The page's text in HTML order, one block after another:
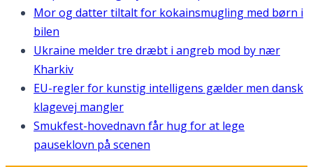
Mor og datter tiltalt for kokainsmugling med børn i
bilen
Ukraine melder tre dræbt i angreb mod by nær
Kharkiv
EU-regler for kunstig intelligens gælder men dansk
klagevej mangler
Smukfest-hovednavn får hug for at lege
pauseklovn på scenen